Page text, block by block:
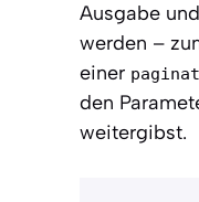
Ausgabe
werden –
einer
den
weitergibst.